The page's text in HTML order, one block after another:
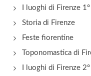
I luoghi di Firenze
Storia di Firenze
Feste fiorentine
Toponomastica di
I luoghi di Firenze